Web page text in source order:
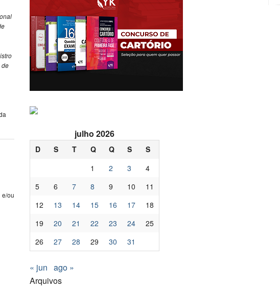
de
e/ou
julho 2026
D S T Q Q S
S
1
2 3
4
5
6 7 8 9 10
11
12
13 14 15 16 17
18
19
20 21 22 23 24
25
26
27 28 29 30 31
« jun ago »
Arquivos